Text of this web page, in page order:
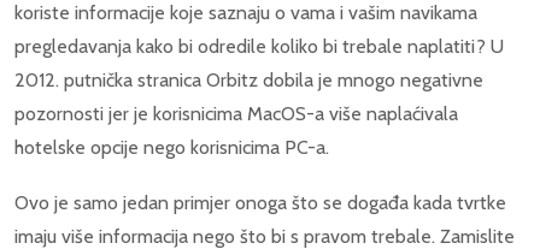
koriste informacije koje saznaju o vama i vašim navikama
pregledavanja kako bi odredile koliko bi trebale naplatiti? U
2012. putnička stranica Orbitz dobila je mnogo negativne
pozornosti jer je korisnicima MacOS-a više naplaćivala
hotelske opcije nego korisnicima PC-a.
Ovo je samo jedan primjer onoga što se događa kada tvrtke
imaju više informacija nego što bi s pravom trebale. Zamislite